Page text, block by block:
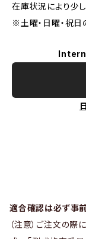
在庫状況により少
※土曜・日曜・祝日
適合確認は必ず事
（注意）ご注文の際